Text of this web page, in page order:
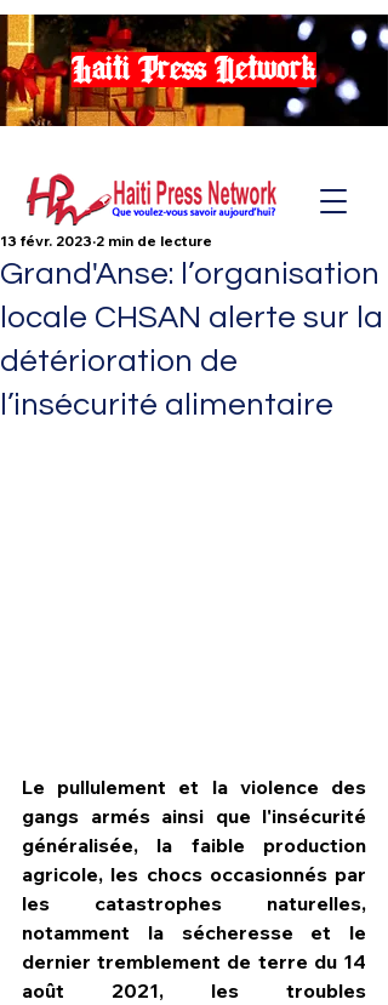
Haiti Press Network
HPN Live
Grand'Anse: l’organisation
locale CHSAN alerte sur la
détérioration de
l’insécurité alimentaire
13 févr. 2023 2 min de lecture
Le pullulement et la violence des
gangs armés ainsi que l'insécurité
généralisée, la faible production
agricole, les chocs occasionnés par
les catastrophes naturelles,
notamment la sécheresse et le
dernier tremblement de terre du 14
août 2021, les troubles